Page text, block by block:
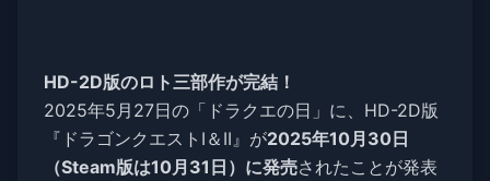
HD-2D版のロト三部作が完結！
2025年5月27日の「ドラクエの日」に、HD-2D版
『ドラゴンクエストI＆II』が2025年10月30日
（Steam版は10月31日）に発売されたことが発表